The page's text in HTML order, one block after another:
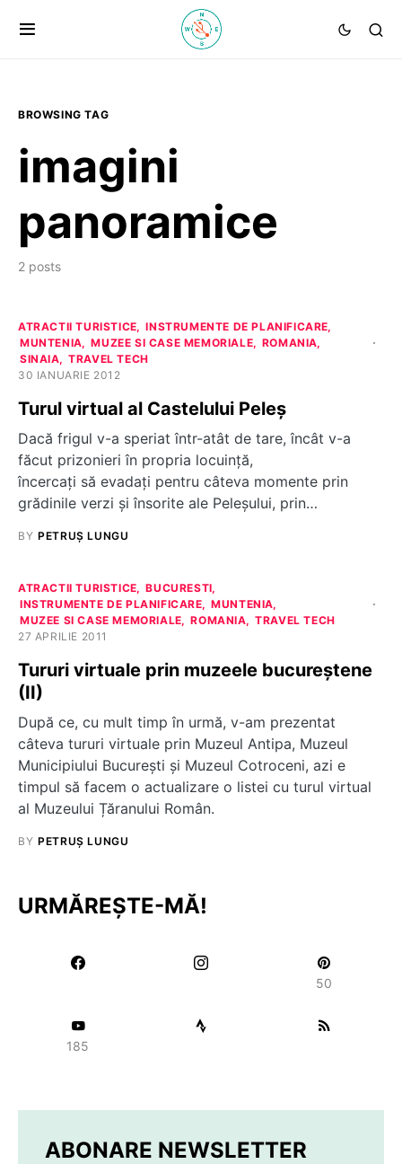
BROWSING TAG
imagini
panoramice
2 posts
ATRACTII TURISTICE
INSTRUMENTE DE PLANIFICARE
MUNTENIA
MUZEE SI CASE MEMORIALE
ROMANIA
SINAIA
TRAVEL TECH
30 IANUARIE 2012
Turul virtual al Castelului Peleș
Dacă frigul v-a speriat într-atât de tare, încât v-a
făcut prizonieri în propria locuinţă,
încercaţi să evadaţi pentru câteva momente prin
grădinile verzi şi însorite ale Peleşului, prin…
BY PETRUȘ LUNGU
ATRACTII TURISTICE
BUCURESTI
INSTRUMENTE DE PLANIFICARE
MUNTENIA
MUZEE SI CASE MEMORIALE
ROMANIA
TRAVEL TECH
27 APRILIE 2011
Tururi virtuale prin muzeele bucureştene
(II)
După ce, cu mult timp în urmă, v-am prezentat
câteva tururi virtuale prin Muzeul Antipa, Muzeul
Municipiului București și Muzeul Cotroceni, azi e
timpul să facem o actualizare o listei cu turul virtual
al Muzeului Țăranului Român.
BY PETRUȘ LUNGU
URMĂREȘTE-MĂ!
50
185
ABONARE NEWSLETTER